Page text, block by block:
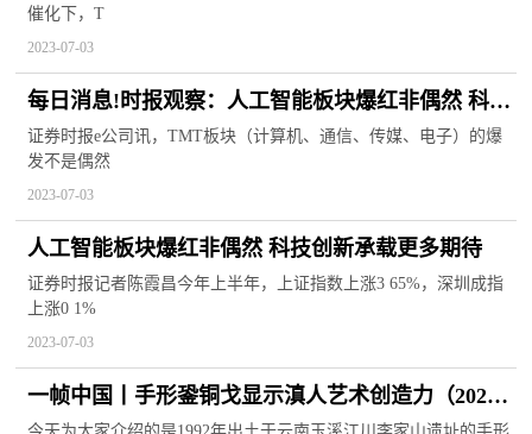
催化下，T
2023-07-03
每日消息!时报观察：人工智能板块爆红非偶然 科技
创新承载更多期待
证券时报e公司讯，TMT板块（计算机、通信、传媒、电子）的爆
发不是偶然
2023-07-03
人工智能板块爆红非偶然 科技创新承载更多期待
证券时报记者陈霞昌今年上半年，上证指数上涨3 65%，深圳成指
上涨0 1%
2023-07-03
一帧中国丨手形銎铜戈显示滇人艺术创造力（2023
年7月3日）|今头条